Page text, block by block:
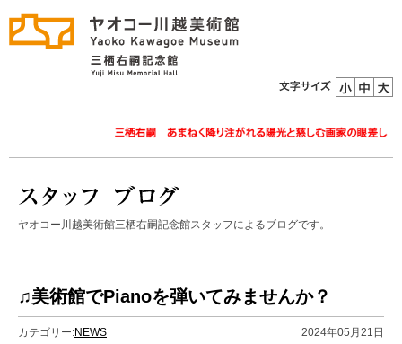
ヤオコー川越美術館三栖右嗣記念館スタッフによるブログです。
♫美術館でPianoを弾いてみませんか？
カテゴリー:NEWS 2024年05月21日